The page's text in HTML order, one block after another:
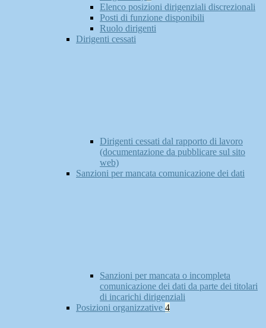
Elenco posizioni dirigenziali discrezionali
Posti di funzione disponibili
Ruolo dirigenti
Dirigenti cessati
Dirigenti cessati dal rapporto di lavoro
(documentazione da pubblicare sul sito
web)
Sanzioni per mancata comunicazione dei dati
Sanzioni per mancata o incompleta
comunicazione dei dati da parte dei titolari
di incarichi dirigenziali
Posizioni organizzative 4